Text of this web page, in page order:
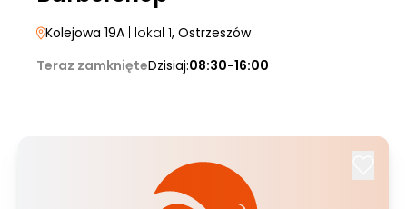
Kolejowa 19A | lokal 1, Ostrzeszów
Teraz zamknięteDzisiaj:08:30-16:00